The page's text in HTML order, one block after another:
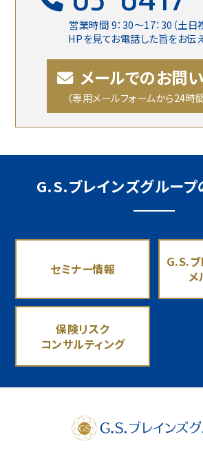
営業時間 9：30〜17：30（土日
HPを見てお電話した旨をお伝
メールでのお問
（専用メールフォームから24時
G.S.ブレインズグループ
セミナー情報
G.S.ブ
メ
保険リスク
コンサルティング